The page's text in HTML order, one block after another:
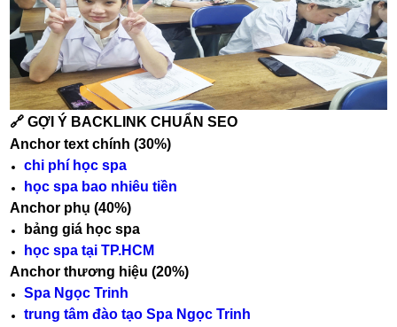
🔗 GỢI Ý BACKLINK CHUẨN SEO
Anchor text chính (30%)
chi phí học spa
học spa bao nhiêu tiền
Anchor phụ (40%)
bảng giá học spa
học spa tại TP.HCM
Anchor thương hiệu (20%)
Spa Ngọc Trinh
trung tâm đào tạo Spa Ngọc Trinh